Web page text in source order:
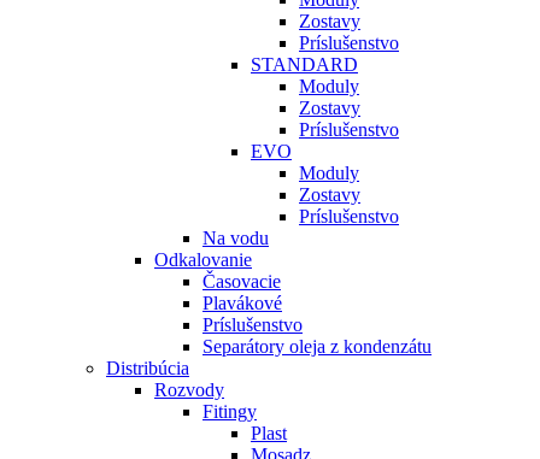
Zostavy
Príslušenstvo
STANDARD
Moduly
Zostavy
Príslušenstvo
EVO
Moduly
Zostavy
Príslušenstvo
Na vodu
Odkalovanie
Časovacie
Plavákové
Príslušenstvo
Separátory oleja z kondenzátu
Distribúcia
Rozvody
Fitingy
Plast
Mosadz